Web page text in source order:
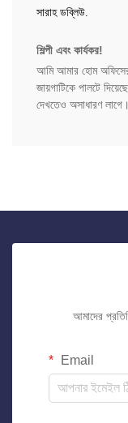
সারাহ ডব্লিউ.
শিল্পী এবং কার্যকর!
আমি আমার হোম
জায়গাটিকে পালটে
দেখতেও অসাধারণ
আমাদের
Email